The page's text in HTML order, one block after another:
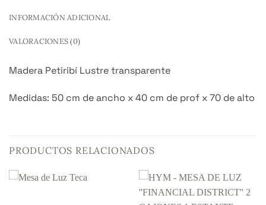
INFORMACIÓN ADICIONAL
VALORACIONES (0)
Madera Petiribí Lustre transparente
Medidas: 50 cm de ancho x 40 cm de prof x 70 de alto
PRODUCTOS RELACIONADOS